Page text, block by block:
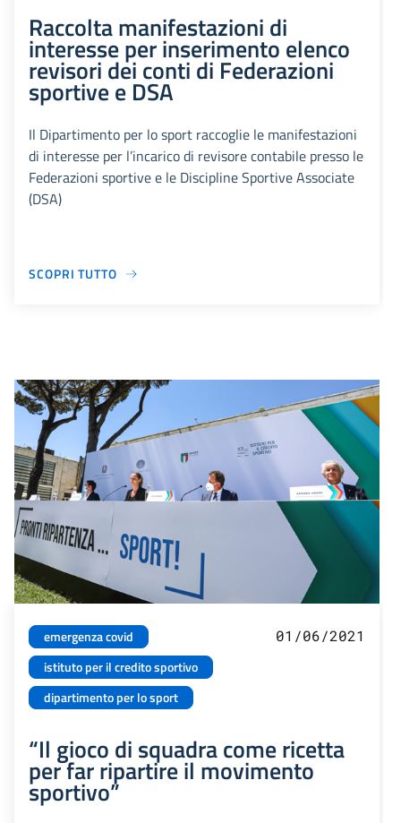
Raccolta manifestazioni di
interesse per inserimento elenco
revisori dei conti di Federazioni
sportive e DSA
Il Dipartimento per lo sport raccoglie le manifestazioni
di interesse per l’incarico di revisore contabile presso le
Federazioni sportive e le Discipline Sportive Associate
(DSA)
SCOPRI TUTTO
emergenza covid
istituto per il credito sportivo
dipartimento per lo sport
01/06/2021
“Il gioco di squadra come ricetta
per far ripartire il movimento
sportivo”